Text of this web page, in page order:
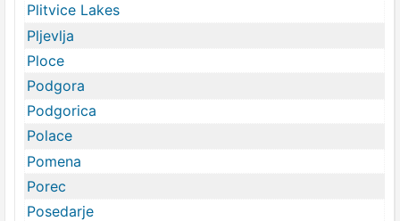
Plitvice Lakes
Pljevlja
Ploce
Podgora
Podgorica
Polace
Pomena
Porec
Posedarje